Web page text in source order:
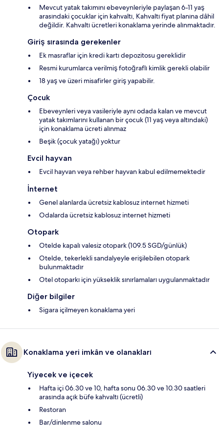
Mevcut yatak takımını ebeveynleriyle paylaşan 6-11 yaş
arasındaki çocuklar için kahvaltı, Kahvaltı fiyat planına dâhil
değildir. Kahvaltı ücretleri konaklama yerinde alınmaktadır.
Giriş sırasında gerekenler
Ek masraflar için kredi kartı depozitosu gereklidir
Resmi kurumlarca verilmiş fotoğraflı kimlik gerekli olabilir
18 yaş ve üzeri misafirler giriş yapabilir.
Çocuk
Ebeveynleri veya vasileriyle aynı odada kalan ve mevcut
yatak takımlarını kullanan bir çocuk (11 yaş veya altındaki)
için konaklama ücreti alınmaz
Beşik (çocuk yatağı) yoktur
Evcil hayvan
Evcil hayvan veya rehber hayvan kabul edilmemektedir
İnternet
Genel alanlarda ücretsiz kablosuz internet hizmeti
Odalarda ücretsiz kablosuz internet hizmeti
Otopark
Otelde kapalı valesiz otopark (109.5 SGD/günlük)
Otelde, tekerlekli sandalyeyle erişilebilen otopark
bulunmaktadır
Otel otoparkı için yükseklik sınırlamaları uygulanmaktadır
Diğer bilgiler
Sigara içilmeyen konaklama yeri
Konaklama yeri imkân ve olanakları
Yiyecek ve içecek
Hafta içi 06.30 ve 10, hafta sonu 06.30 ve 10.30 saatleri
arasında açık büfe kahvaltı (ücretli)
Restoran
Bar/dinlenme salonu